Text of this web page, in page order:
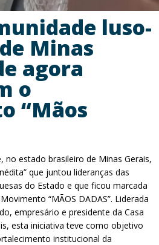
luso-
Minas
agora
o
“Mãos
no estado brasileiro de Minas Gerais,
que juntou lideranças das
do Estado e que ficou marcada
“MÃOS DADAS”. Liderada
empresário e presidente da Casa
esta iniciativa teve como objetivo
institucional da